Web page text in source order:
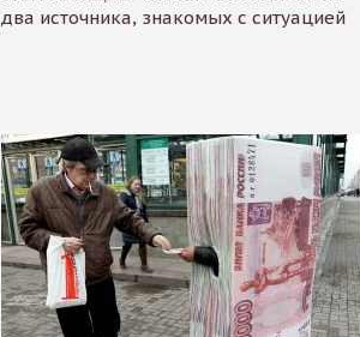
два источника, знакомых с ситуацией